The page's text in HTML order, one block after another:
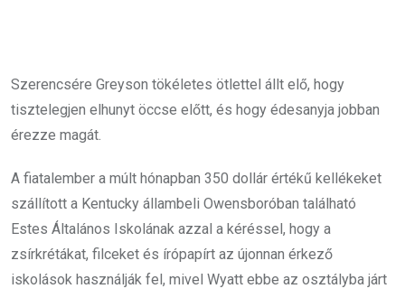
Szerencsére Greyson tökéletes ötlettel állt elő, hogy
tisztelegjen elhunyt öccse előtt, és hogy édesanyja jobban
érezze magát.
A fiatalember a múlt hónapban 350 dollár értékű kellékeket
szállított a Kentucky állambeli Owensboróban található
Estes Általános Iskolának azzal a kéréssel, hogy a
zsírkrétákat, filceket és írópapírt az újonnan érkező
iskolások használják fel, mivel Wyatt ebbe az osztályba járt